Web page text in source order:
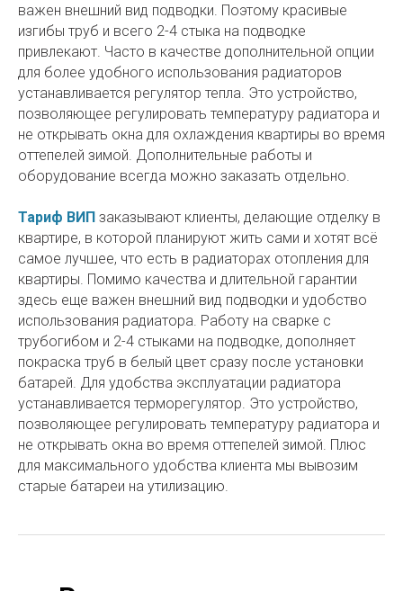
важен внешний вид подводки. Поэтому красивые
изгибы труб и всего 2-4 стыка на подводке
привлекают. Часто в качестве дополнительной опции
для более удобного использования радиаторов
устанавливается регулятор тепла. Это устройство,
позволяющее регулировать температуру радиатора и
не открывать окна для охлаждения квартиры во время
оттепелей зимой. Дополнительные работы и
оборудование всегда можно заказать отдельно.
Тариф ВИП заказывают клиенты, делающие отделку в
квартире, в которой планируют жить сами и хотят всё
самое лучшее, что есть в радиаторах отопления для
квартиры. Помимо качества и длительной гарантии
здесь еще важен внешний вид подводки и удобство
использования радиатора. Работу на сварке с
трубогибом и 2-4 стыками на подводке, дополняет
покраска труб в белый цвет сразу после установки
батарей. Для удобства эксплуатации радиатора
устанавливается терморегулятор. Это устройство,
позволяющее регулировать температуру радиатора и
не открывать окна во время оттепелей зимой. Плюс
для максимального удобства клиента мы вывозим
старые батареи на утилизацию.